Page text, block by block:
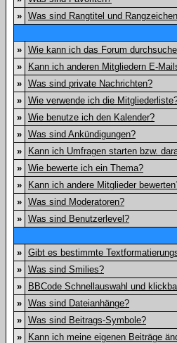
» Was sind Rangtitel und
» Wie kann ich das Forum
»
Kann ich anderen Mitgliedern E-
» Was sind private Nachrichten?
» Wie verwende ich die
» Wie benutze ich den Kalender?
» Was sind Ankündigungen?
»
Kann ich Umfragen starten bzw.
» Wie bewerte ich ein Thema?
»
Kann ich andere Mitglieder
» Was sind Moderatoren?
» Was sind Benutzerlevel?
» Gibt es bestimmte
» Was sind Smilies?
»
BBCode Schnellauswahl und
» Was sind Dateianhänge?
» Was sind Beitrags-Symbole?
»
Kann ich meine eigenen Beiträge